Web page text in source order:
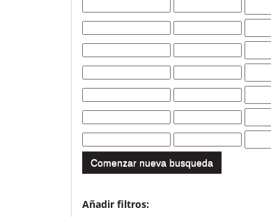
Comenzar nueva busqueda
Añadir filtros: